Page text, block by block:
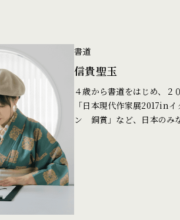
書道
信貴聖玉
４歳から書道をはじめ、２
「日本現代作家展2017in
ン 銅賞」など、日本のみ